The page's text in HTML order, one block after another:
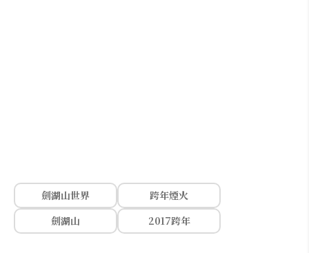
劍湖山世界
跨年煙火
劍湖山
2017跨年